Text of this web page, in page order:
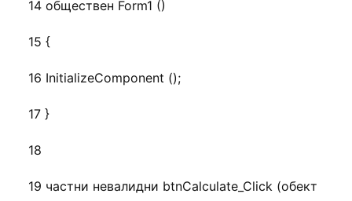
14 обществен Form1 ()
15 {
16 InitializeComponent ();
17 }
18
19 частни невалидни btnCalculate_Click (обект